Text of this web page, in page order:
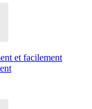
et facilement